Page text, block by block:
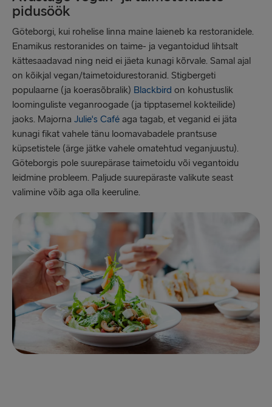
pidusöök
Göteborgi, kui rohelise linna maine laieneb ka restoranidele.
Enamikus restoranides on taime- ja vegantoidud lihtsalt
kättesaadavad ning neid ei jäeta kunagi kõrvale. Samal ajal
on kõikjal vegan/taimetoidurestoranid. Stigbergeti
populaarne (ja koerasõbralik) Blackbird on kohustuslik
loominguliste veganroogade (ja tipptasemel kokteilide)
jaoks. Majorna Julie's Café aga tagab, et veganid ei jäta
kunagi fikat vahele tänu loomavabadele prantsuse
küpsetistele (ärge jätke vahele omatehtud veganjuustu).
Göteborgis pole suurepärase taimetoidu või vegantoidu
leidmine probleem. Paljude suurepäraste valikute seast
valimine võib aga olla keeruline.